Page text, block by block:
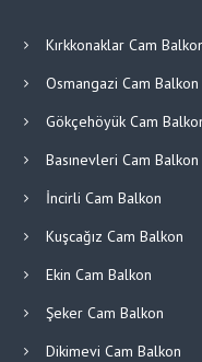
Kırkkonaklar Cam
Osmangazi Cam Balkon
Gökçehöyük Cam
Basınevleri Cam Balkon
İncirli Cam Balkon
Kuşcağız Cam Balkon
Ekin Cam Balkon
Şeker Cam Balkon
Dikimevi Cam Balkon